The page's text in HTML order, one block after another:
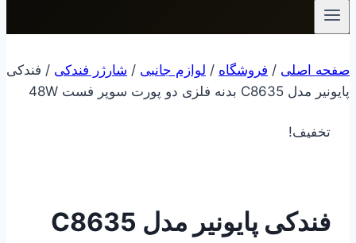
صفحه اصلی / فروشگاه / لوازم جانبی / شارژر فندکی / فندکی
پایونیر مدل C8635 بدنه فلزی دو پورت سوپر فست 48W
تخفیف!
فندکی پایونیر مدل C8635